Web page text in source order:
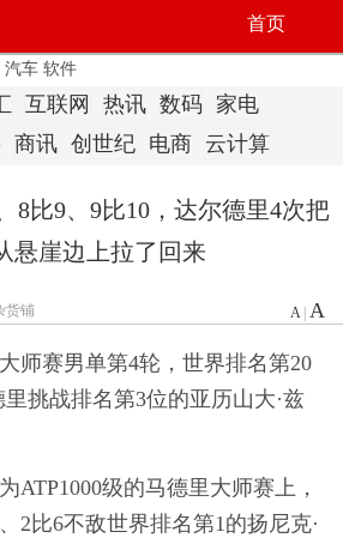
首页
汽车 软件
互联网 热讯 数码
家电
商讯 创世纪 电商 云计算
8比9、9比10，达尔德里4次把
悬崖边上拉了回来
货铺 A| A
师赛男单第4轮，世界排名第20
挑战排名第3位的亚历山大·兹
ATP1000级的马德里大师赛上，
2比6不敌世界排名第1的扬尼克·